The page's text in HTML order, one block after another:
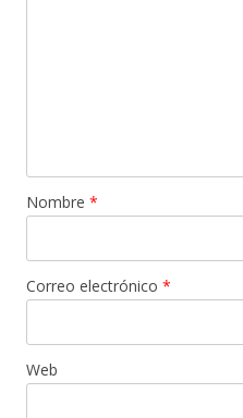
Nombre *
Correo electrónico *
Web